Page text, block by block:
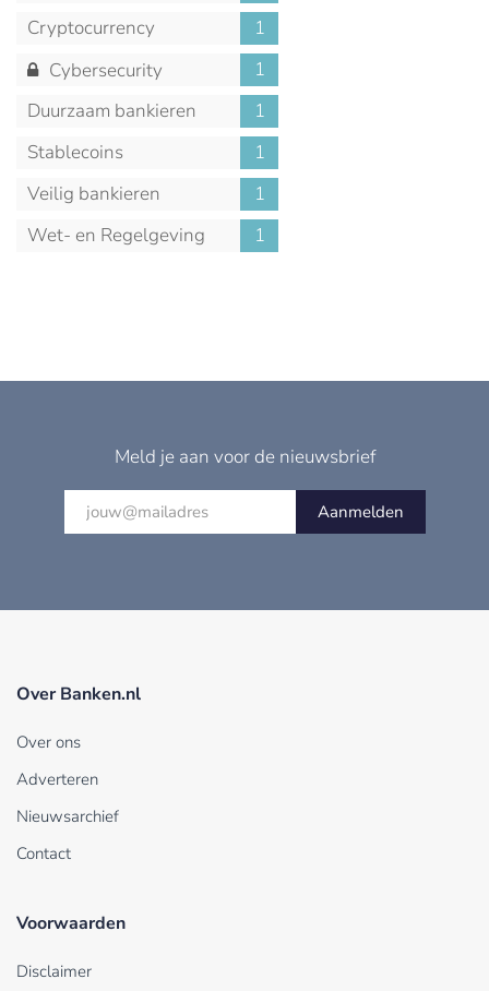
Cryptocurrency
1
Cybersecurity
1
Duurzaam bankieren
1
Stablecoins
1
Veilig bankieren
1
Wet- en Regelgeving
1
Meld je aan voor de nieuwsbrief
Aanmelden
Over Banken.nl
Over ons
Adverteren
Nieuwsarchief
Contact
Voorwaarden
Disclaimer